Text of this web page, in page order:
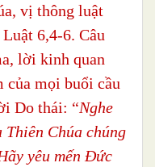
vị thông luật
6,4-6. Câu
lời kinh quan
của mọi buổi cầu
Do thái: “Nghe
Chúa chúng
yêu mến Đức